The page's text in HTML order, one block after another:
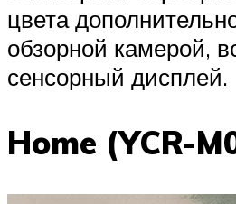
цвета
обзорной камерой,
сенсорный дисплей.
Home (YCR-